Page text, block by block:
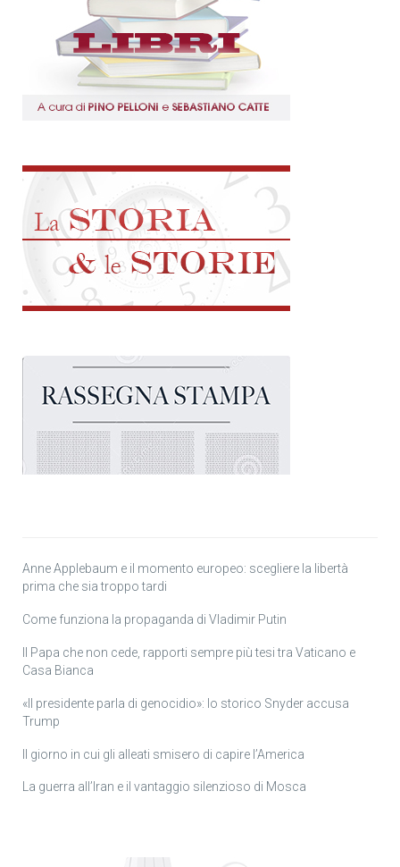
Anne Applebaum e il momento europeo: scegliere la libertà
prima che sia troppo tardi
Come funziona la propaganda di Vladimir Putin
Il Papa che non cede, rapporti sempre più tesi tra Vaticano e
Casa Bianca
«Il presidente parla di genocidio»: lo storico Snyder accusa
Trump
Il giorno in cui gli alleati smisero di capire l’America
La guerra all’Iran e il vantaggio silenzioso di Mosca